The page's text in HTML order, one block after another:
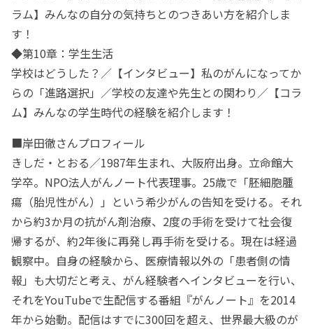
ラム】みんなの自分の気持ちとのつきあい方を紹介しま
す！
◆第10章：学生生活
学校はどうした？／【インタビュー】私のがんになってか
らの「進路選択」／学校の友達や先生との関わり／【コラ
ム】みんなの学生時代の経験を紹介します！
■岸田徹さんプロフィール
きしだ・とおる／1987年生まれ、大阪府出身。立命館大
学卒。NPO法人がんノート代表理事。25歳で「胚細胞腫
瘍（胎児性がん）」という希少がんの告知を受ける。それ
から約3か月の抗がん剤治療、2度の手術を受けて社会復
帰するが、約2年後に再発し再手術を受ける。現在は経過
観察中。自身の経験から、医療情報以外の「患者側の情
報」も大切だと考え、がん経験者へインタビューを行い、
それをYouTubeで生配信する番組『がんノート』を2014
年から始動。配信はすでに300回を超え、世界最大級のが